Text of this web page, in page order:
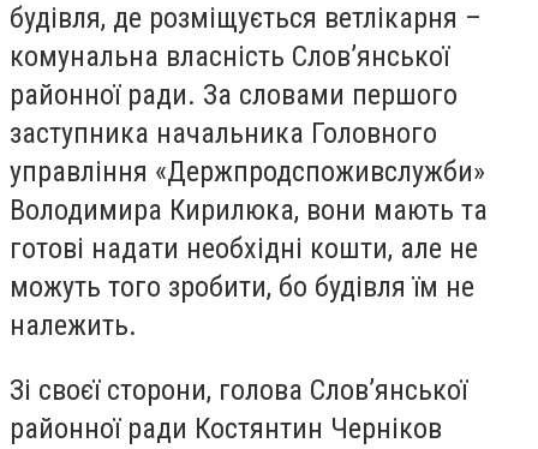
будівля, де розміщується ветлікарня –
комунальна власність Слов’янської
районної ради. За словами першого
заступника начальника Головного
управління «Держпродспоживслужби»
Володимира Кирилюка, вони мають та
готові надати необхідні кошти, але не
можуть того зробити, бо будівля їм не
належить.
Зі своєї сторони, голова Слов’янської
районної ради Костянтин Черніков